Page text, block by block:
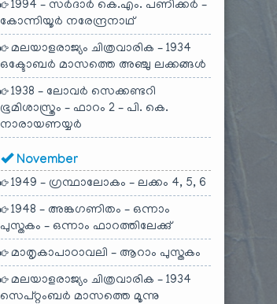
1994 – സർദാർ കെ.എം. പണിക്കർ –
കോന്നിയൂർ നരേന്ദ്രനാഥ്
മലയാളരാജ്യം ചിത്രവാരിക – 1934
ഒക്ടോബർ മാസത്തെ അഞ്ചു ലക്കങ്ങൾ
1938 – ലോവർ സെക്കണ്ടറി
ഭൂമിശാസ്ത്രം – ഫാറം 2 – പി. കെ.
നാരായണയ്യർ
November
1949 – ഗ്രന്ഥാലോകം – ലക്കം 4, 5, 6
1948 – അങ്കഗണിതം – ഒന്നാം
പുസ്തകം – ഒന്നാം ഫാറത്തിലേക്കു്
മാതൃകാപാഠാവലി – ആറാം പുസ്തകം
മലയാളരാജ്യം ചിത്രവാരിക – 1934
സെപ്റ്റംബർ മാസത്തെ മൂന്നു